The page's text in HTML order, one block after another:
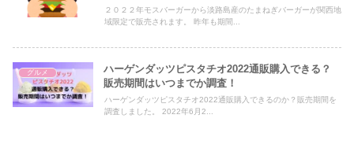
２０２２年モスバーガーから淡路島産のたまねぎバーガーが関西地
域限定で販売されます。 昨年も期間...
グルメ
ハーゲンダッツピスタチオ2022通販購入できる？
販売期間はいつまでか調査！
ハーゲンダッツピスタチオ2022通販購入できるのか？販売期間を
調査しました。 2022年6月2...